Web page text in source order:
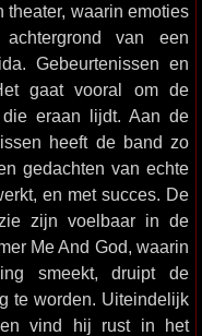
theater, waarin emoties
van een
Gebeurtenissen en
gaat vooral om de
eraan lijdt. Aan de
heeft de band zo
gedachten van echte
en met succes. De
zijn voelbaar in de
Me And God, waarin
smeekt, druipt de
te worden. Uiteindelijk
vind hij rust in het